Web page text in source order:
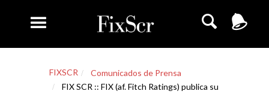
FIXSCR
Comunicados de Prensa
FIX SCR :: FIX (af. Fitch Ratings) publica su